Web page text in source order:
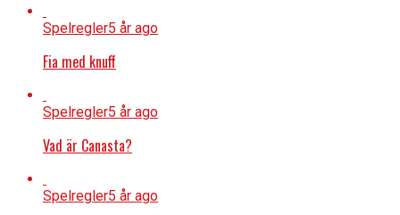
Spelregler5 år ago
Fia med knuff
Spelregler5 år ago
Vad är Canasta?
Spelregler5 år ago